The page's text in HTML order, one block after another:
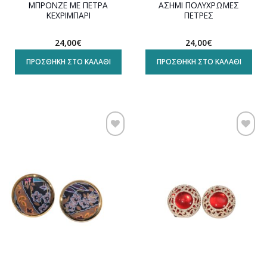
ΜΠΡΟΝΖΕ ΜΕ ΠΕΤΡΑ
ΚΕΧΡΙΜΠΑΡΙ
24,00€
ΠΡΟΣΘΉΚΗ ΣΤΟ ΚΑΛΆΘΙ
ΑΣΗΜΙ ΠΟΛΥΧΡΩΜΕΣ
ΠΕΤΡΕΣ
24,00€
ΠΡΟΣΘΉΚΗ ΣΤΟ ΚΑΛΆΘΙ